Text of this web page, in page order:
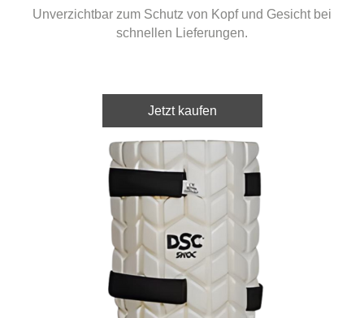
Unverzichtbar zum Schutz von Kopf und Gesicht bei
schnellen Lieferungen.
Jetzt kaufen